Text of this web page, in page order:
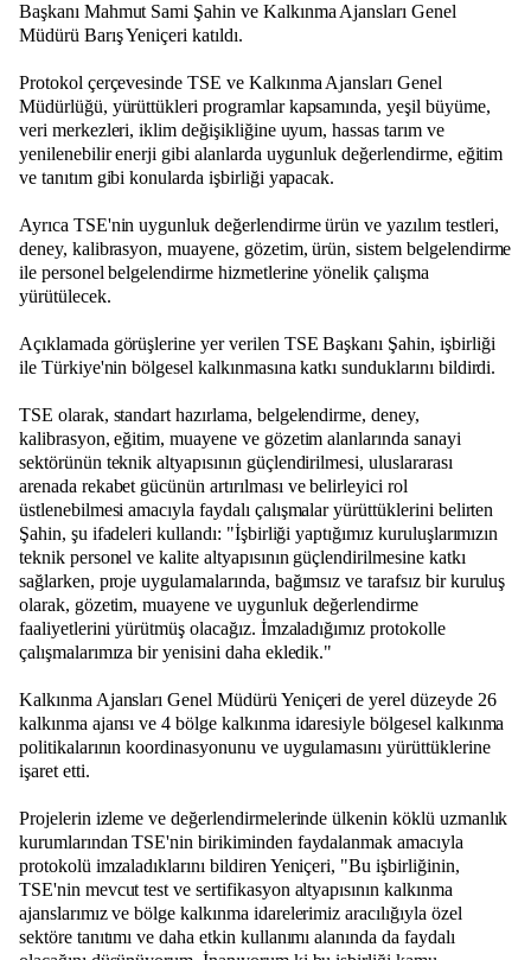
Başkanı Mahmut Sami Şahin ve Kalkınma Ajansları Genel
Müdürü Barış Yeniçeri katıldı.
Protokol çerçevesinde TSE ve Kalkınma Ajansları Genel
Müdürlüğü, yürüttükleri programlar kapsamında, yeşil büyüme,
veri merkezleri, iklim değişikliğine uyum, hassas tarım ve
yenilenebilir enerji gibi alanlarda uygunluk değerlendirme, eğitim
ve tanıtım gibi konularda işbirliği yapacak.
Ayrıca TSE'nin uygunluk değerlendirme ürün ve yazılım testleri,
deney, kalibrasyon, muayene, gözetim, ürün, sistem belgelendirme
ile personel belgelendirme hizmetlerine yönelik çalışma
yürütülecek.
Açıklamada görüşlerine yer verilen TSE Başkanı Şahin, işbirliği
ile Türkiye'nin bölgesel kalkınmasına katkı sunduklarını bildirdi.
TSE olarak, standart hazırlama, belgelendirme, deney,
kalibrasyon, eğitim, muayene ve gözetim alanlarında sanayi
sektörünün teknik altyapısının güçlendirilmesi, uluslararası
arenada rekabet gücünün artırılması ve belirleyici rol
üstlenebilmesi amacıyla faydalı çalışmalar yürüttüklerini belirten
Şahin, şu ifadeleri kullandı: "İşbirliği yaptığımız kuruluşlarımızın
teknik personel ve kalite altyapısının güçlendirilmesine katkı
sağlarken, proje uygulamalarında, bağımsız ve tarafsız bir kuruluş
olarak, gözetim, muayene ve uygunluk değerlendirme
faaliyetlerini yürütmüş olacağız. İmzaladığımız protokolle
çalışmalarımıza bir yenisini daha ekledik."
Kalkınma Ajansları Genel Müdürü Yeniçeri de yerel düzeyde 26
kalkınma ajansı ve 4 bölge kalkınma idaresiyle bölgesel kalkınma
politikalarının koordinasyonunu ve uygulamasını yürüttüklerine
işaret etti.
Projelerin izleme ve değerlendirmelerinde ülkenin köklü uzmanlık
kurumlarından TSE'nin birikiminden faydalanmak amacıyla
protokolü imzaladıklarını bildiren Yeniçeri, "Bu işbirliğinin,
TSE'nin mevcut test ve sertifikasyon altyapısının kalkınma
ajanslarımız ve bölge kalkınma idarelerimiz aracılığıyla özel
sektöre tanıtımı ve daha etkin kullanımı alanında da faydalı